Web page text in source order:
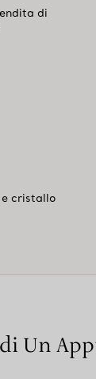
di
e cristallo
Un